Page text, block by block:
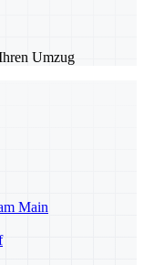
Umzug
Main